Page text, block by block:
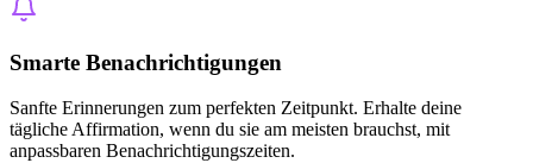
Smarte Benachrichtigungen
Sanfte Erinnerungen zum perfekten Zeitpunkt. Erhalte deine
tägliche Affirmation, wenn du sie am meisten brauchst, mit
anpassbaren Benachrichtigungszeiten.